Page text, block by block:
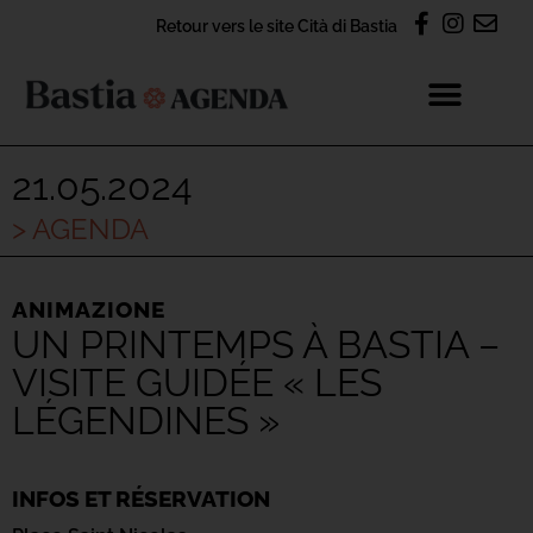
Retour vers le site Cità di Bastia
21.05.2024
> AGENDA
ANIMAZIONE
UN PRINTEMPS À BASTIA –
VISITE GUIDÉE « LES
LÉGENDINES »
INFOS ET RÉSERVATION